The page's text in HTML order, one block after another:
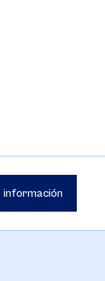
información